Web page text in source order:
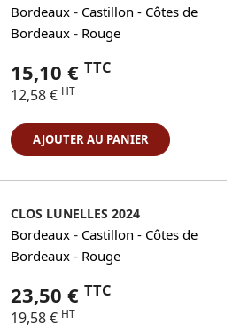
Bordeaux - Castillon - Côtes de
Bordeaux - Rouge
15,10 € TTC
12,58 € HT
AJOUTER AU PANIER
CLOS LUNELLES 2024
Bordeaux - Castillon - Côtes de
Bordeaux - Rouge
23,50 € TTC
19,58 € HT